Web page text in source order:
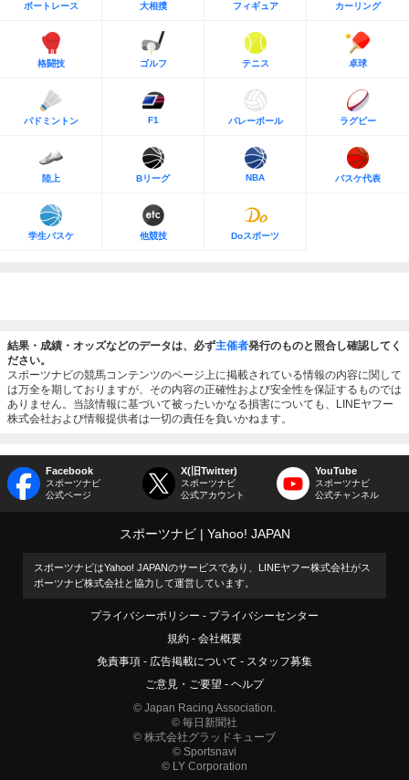
ボートレース 大相撲 フィギュア カーリング
格闘技 ゴルフ テニス 卓球
バドミントン F1 バレーボール ラグビー
陸上 Bリーグ NBA バスケ代表
学生バスケ 他競技 Doスポーツ
結果・成績・オッズなどのデータは、必ず主催者発行のものと照合し確認してく
ださい。
スポーツナビの競馬コンテンツのページ上に掲載されている情報の内容に関して
は万全を期しておりますが、その内容の正確性および安全性を保証するものでは
ありません。当該情報に基づいて被ったいかなる損害についても、LINEヤフー
株式会社および情報提供者は一切の責任を負いかねます。
Facebook
スポーツナビ
公式ページ
X(旧Twitter)
スポーツナビ
公式アカウント
YouTube
スポーツナビ
公式チャンネル
スポーツナビ Yahoo! JAPAN
スポーツナビはYahoo! JAPANのサービスであり、LINEヤフー株式会社がス
ポーツナビ株式会社と協力して運営しています。
プライバシーポリシー
プライバシーセンター
規約
会社概要
免責事項
広告掲載について
スタッフ募集
ご意見・ご要望
ヘルプ
© Japan Racing Association.
© 毎日新聞社
© 株式会社グラッドキューブ
© Sportsnavi
© LY Corporation